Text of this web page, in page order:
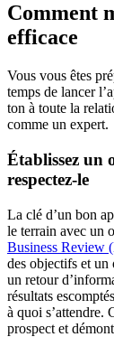
Comment
efficace
Vous vous êtes
temps de lancer
ton à toute la
comme un expert.
Établissez un
respectez-le
La clé d’un bon
le terrain avec un
Business Review
des objectifs et un
un retour
résultats
à quoi s’attendre.
prospect et